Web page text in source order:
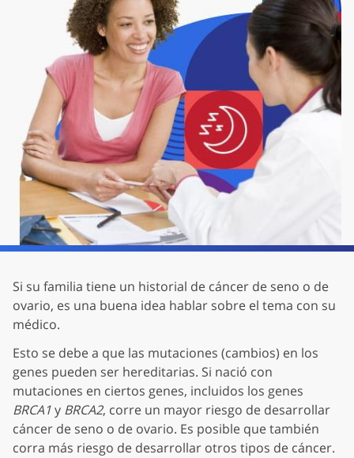
Si su familia tiene un historial de cáncer de seno o de
ovario, es una buena idea hablar sobre el tema con su
médico.
Esto se debe a que las mutaciones (cambios) en los
genes pueden ser hereditarias. Si nació con
mutaciones en ciertos genes, incluidos los genes
BRCA1y BRCA2, corre un mayor riesgo de desarrollar
cáncer de seno o de ovario. Es posible que también
corra más riesgo de desarrollar otros tipos de cáncer.